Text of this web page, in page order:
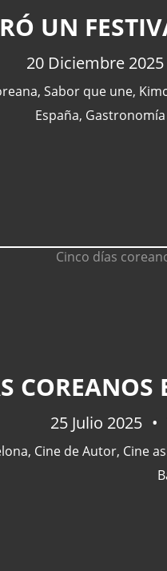
UN
20 Diciembre 2025
, Sabor que une,
España,
25 Julio 2025
, Cine de Autor, Cine